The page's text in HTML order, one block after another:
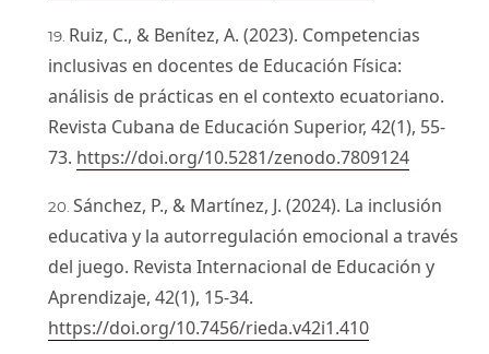
Ruiz, C., & Benítez, A. (2023). Competencias
inclusivas en docentes de Educación Física:
análisis de prácticas en el contexto ecuatoriano.
Revista Cubana de Educación Superior, 42(1), 55-
73. https://doi.org/10.5281/zenodo.7809124
Sánchez, P., & Martínez, J. (2024). La inclusión
educativa y la autorregulación emocional a través
del juego. Revista Internacional de Educación y
Aprendizaje, 42(1), 15-34.
https://doi.org/10.7456/rieda.v42i1.410